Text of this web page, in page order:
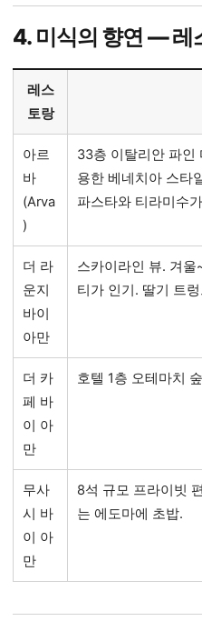
4. 미식의 향연 — 레
레스
토랑
아르
바
(Arva
)
33층 이탈리안 파인
용한 베네치아 스타
파스타와 티라미수
더 라
운지
바이
아만
스카이라인 뷰. 겨
티가 인기. 딸기 트
더 카
페 바
이 아
만
호텔 1층 오테마치
무사
시 바
이 아
만
8석 규모 프라이빗
는 에도마에 초밥.